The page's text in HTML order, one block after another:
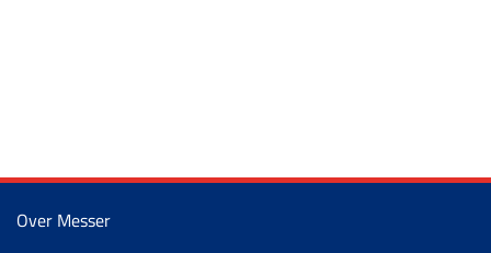
Over Messer